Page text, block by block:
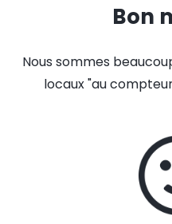
Bon
Nous sommes
locaux "au